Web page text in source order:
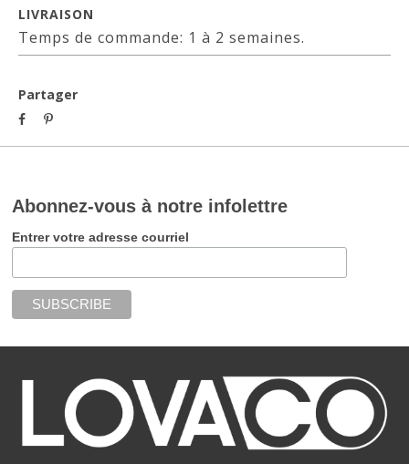
LIVRAISON
Temps de commande: 1 à 2 semaines.
Partager
Abonnez-vous à notre infolettre
Entrer votre adresse courriel